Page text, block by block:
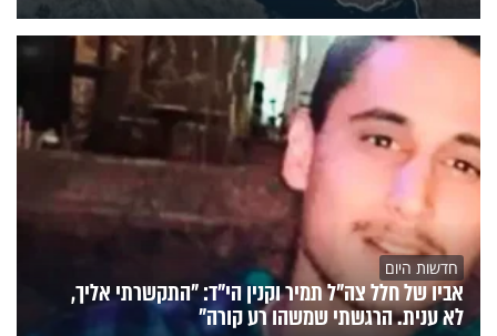
חדשות היום
אביו של חלל צה"ל תמיר וקנין הי"ד: "התקשרתי אליך,
לא ענית. הרגשתי שמשהו רע קורה"